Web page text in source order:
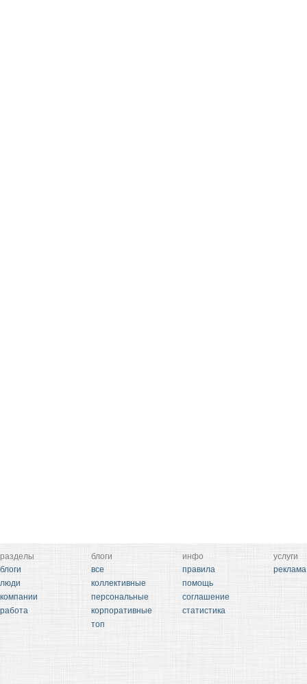
разделы
блоги
люди
компании
работа
блоги
все
коллективные
персональные
корпоративные
топ
инфо
правила
помощь
соглашение
статистика
услуги
реклама